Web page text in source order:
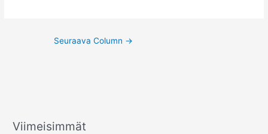
Seuraava Column →
Viimeisimmät